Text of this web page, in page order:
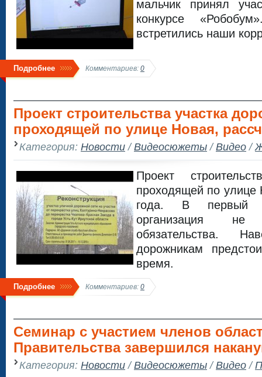
мальчик принял
конкурсе
встретились наши
Подробнее Комментариев: 0
Проект строительства участка
проходящей по улице Новая,
Категория: Новости/Видеосюжеты/Видео/
Проект
проходящей по улице
года. В первый
организация
обязательства.
дорожникам
время.
Подробнее Комментариев: 0
Семинар с участием членов
Правительства завершился
Категория: Новости/Видеосюжеты/Видео/